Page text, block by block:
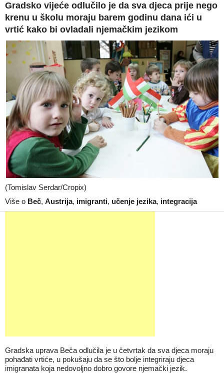
Gradsko vijeće odlučilo je da sva djeca prije nego
krenu u školu moraju barem godinu dana ići u
vrtić kako bi ovladali njemačkim jezikom
(Tomislav Serdar/Cropix)
Više o Beč, Austrija, imigranti, učenje jezika, integracija
Gradska uprava Beča odlučila je u četvrtak da sva djeca moraju
pohađati vrtiće, u pokušaju da se što bolje integriraju djeca
imigranata koja nedovoljno dobro govore njemački jezik.